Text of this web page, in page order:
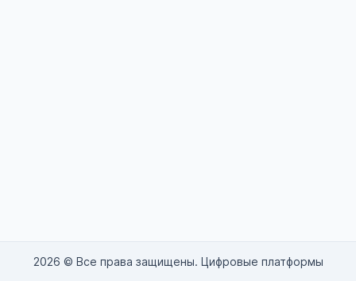
2026 © Все права защищены. Цифровые платформы